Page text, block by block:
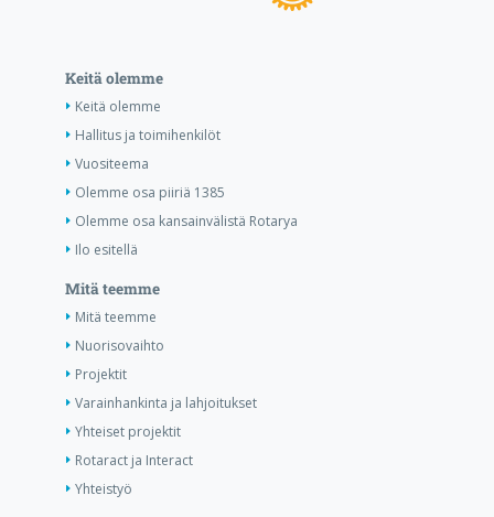
Keitä olemme
Keitä olemme
Hallitus ja toimihenkilöt
Vuositeema
Olemme osa piiriä 1385
Olemme osa kansainvälistä Rotarya
Ilo esitellä
Mitä teemme
Mitä teemme
Nuorisovaihto
Projektit
Varainhankinta ja lahjoitukset
Yhteiset projektit
Rotaract ja Interact
Yhteistyö